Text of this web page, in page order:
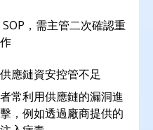
，需主管二次確認重
應鏈資安控管不足
常利用供應鏈的漏洞進
，例如透過廠商提供的